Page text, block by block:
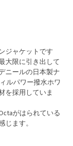
ジャケットです
大限に引き出して
ニールの日本製ナ
ルパワー撥水ホワ
を採用していま
がはられている
ます。